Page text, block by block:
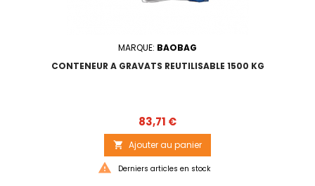
MARQUE: BAOBAG
CONTENEUR A GRAVATS REUTILISABLE 1500 KG
Prix
83,71 €
 Ajouter au panier
 Derniers articles en stock